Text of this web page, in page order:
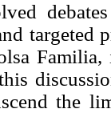
targeted
the